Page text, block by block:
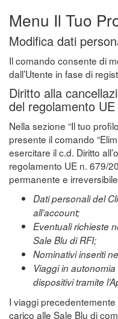
Menu Il Tuo
Modifica dati
Il comando consente di
dall’Utente in fase di
Diritto alla
del regolamento
Nella sezione “Il tuo
presente il comando
esercitare il c.d. Diritto
regolamento UE n. 679/
permanente e
Dati personali del
all’account;
Eventuali richieste
Sale Blu di RFI;
Nominativi inseriti
Viaggi in
dispositivi tramite
I viaggi
carico alle Sale Blu di